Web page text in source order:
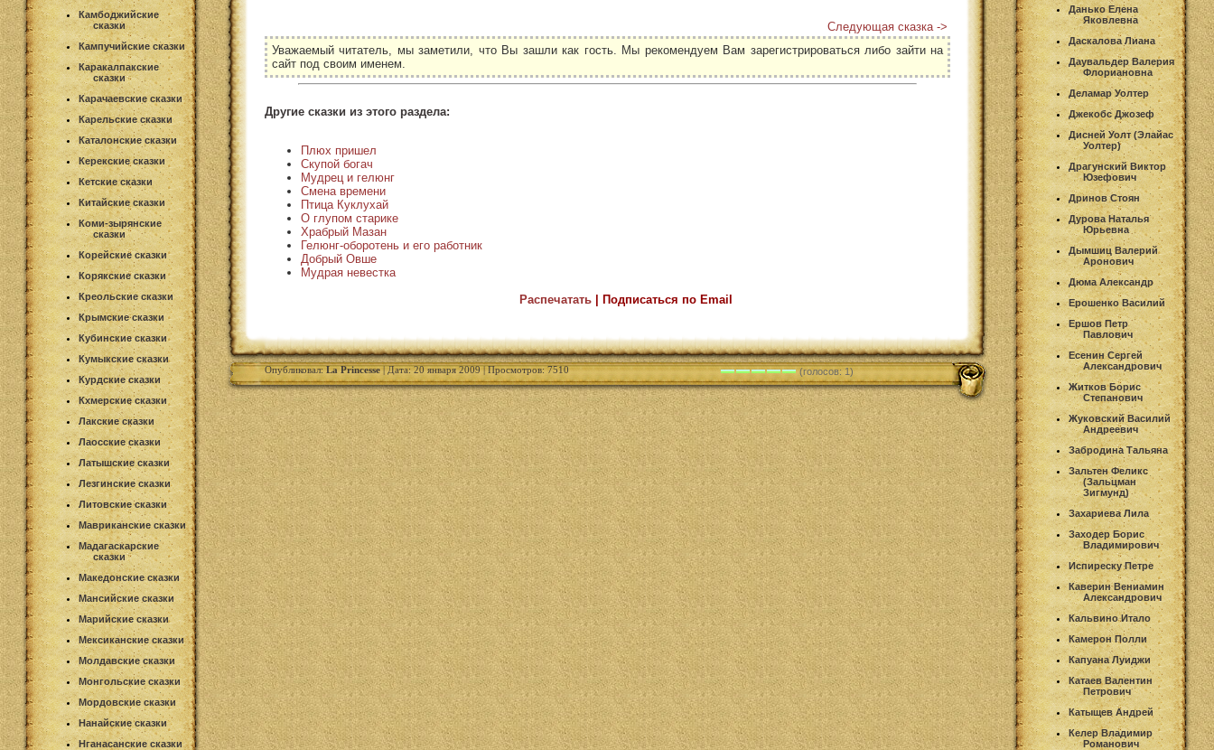
Камбоджийские
сказки
Кампучийские сказки
Каракалпакские
сказки
Карачаевские сказки
Карельские сказки
Каталонские сказки
Керекские сказки
Кетские сказки
Китайские сказки
Коми-зырянские
сказки
Корейские сказки
Корякские сказки
Креольские сказки
Крымские сказки
Кубинские сказки
Кумыкские сказки
Курдские сказки
Кхмерские сказки
Лакские сказки
Лаосские сказки
Латышские сказки
Лезгинские сказки
Литовские сказки
Мавриканские сказки
Мадагаскарские
сказки
Македонские сказки
Мансийские сказки
Марийские сказки
Мексиканские сказки
Молдавские сказки
Монгольские сказки
Мордовские сказки
Нанайские сказки
Нганасанские сказки
Следующая сказка ->
Уважаемый читатель, мы заметили, что Вы зашли как гость. Мы рекомендуем Вам зарегистрироваться либо зайти на
сайт под своим именем.
Другие сказки из этого раздела:
Плюх пришел
Скупой богач
Мудрец и гелюнг
Смена времени
Птица Куклухай
О глупом старике
Храбрый Мазан
Гелюнг-оборотень и его работник
Добрый Овше
Мудрая невестка
Распечатать| Подписаться по Email
Опубликовал:La Princesse| Дата: 20 января 2009 | Просмотров: 7510 (голосов: 1)
Данько Елена
Яковлевна
Даскалова Лиана
Даувальдер Валерия
Флориановна
Деламар Уолтер
Джекобс Джозеф
Дисней Уолт (Элайас
Уолтер)
Драгунский Виктор
Юзефович
Дринов Стоян
Дурова Наталья
Юрьевна
Дымшиц Валерий
Аронович
Дюма Александр
Ерошенко Василий
Ершов Петр
Павлович
Есенин Сергей
Александрович
Житков Борис
Степанович
Жуковский Василий
Андреевич
Забродина Тальяна
Зальтен Феликс
(Зальцман
Зигмунд)
Захариева Лила
Заходер Борис
Владимирович
Испиреску Петре
Каверин Вениамин
Александрович
Кальвино Итало
Камерон Полли
Капуана Луиджи
Катаев Валентин
Петрович
Катыщев Андрей
Келер Владимир
Романович